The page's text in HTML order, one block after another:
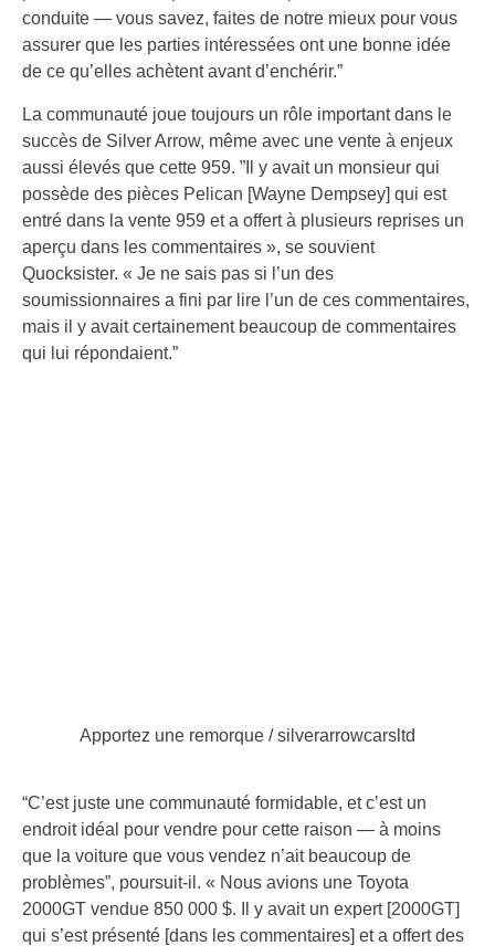
conduite — vous savez, faites de notre mieux pour vous
assurer que les parties intéressées ont une bonne idée
de ce qu’elles achètent avant d’enchérir.”
La communauté joue toujours un rôle important dans le
succès de Silver Arrow, même avec une vente à enjeux
aussi élevés que cette 959. ”Il y avait un monsieur qui
possède des pièces Pelican [Wayne Dempsey] qui est
entré dans la vente 959 et a offert à plusieurs reprises un
aperçu dans les commentaires », se souvient
Quocksister. « Je ne sais pas si l’un des
soumissionnaires a fini par lire l’un de ces commentaires,
mais il y avait certainement beaucoup de commentaires
qui lui répondaient.”
Apportez une remorque / silverarrowcarsltd
“C’est juste une communauté formidable, et c’est un
endroit idéal pour vendre pour cette raison — à moins
que la voiture que vous vendez n’ait beaucoup de
problèmes”, poursuit-il. « Nous avions une Toyota
2000GT vendue 850 000 $. Il y avait un expert [2000GT]
qui s’est présenté [dans les commentaires] et a offert des